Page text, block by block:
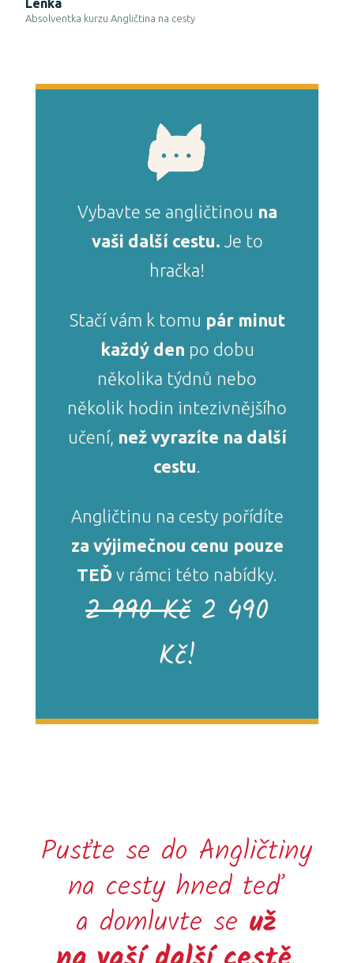
Absolventka kurzu Angličtina na cesty
Vybavte se angličtinou na
vaši další cestu. Je to
hračka!
Stačí vám k tomu pár minut
každý den po dobu
několika týdnů nebo
několik hodin intezivnějšího
učení, než vyrazíte na další
cestu
Angličtinu na cesty pořídíte
za výjimečnou cenu pouze
TEĎ v rámci této nabídky.
2 990 Kč2 490
Kč!
Pusťte se do Angličtiny
na cesty hned teď
a domluvte se už